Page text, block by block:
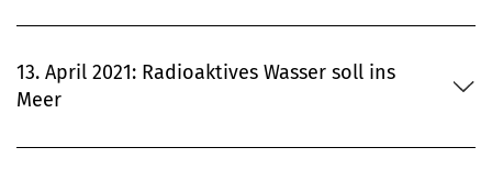
13. April 2021: Radioaktives Wasser soll ins
Meer